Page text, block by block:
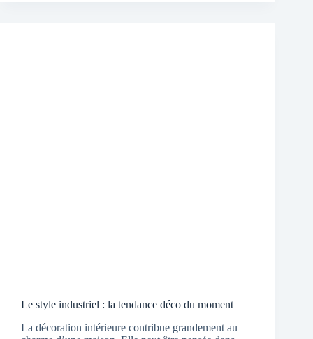
Le style industriel : la tendance déco du moment
La décoration intérieure contribue grandement au